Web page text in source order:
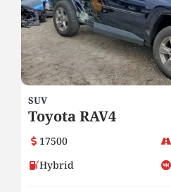
SUV
Toyota RAV4
17500
Hybrid